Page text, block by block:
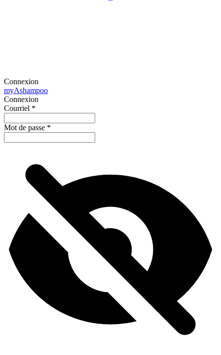
Connexion
myAshampoo
Connexion
Courriel *
Mot de passe *